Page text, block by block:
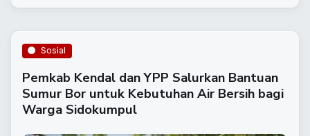
Sosial
Pemkab Kendal dan YPP Salurkan Bantuan
Sumur Bor untuk Kebutuhan Air Bersih bagi
Warga Sidokumpul